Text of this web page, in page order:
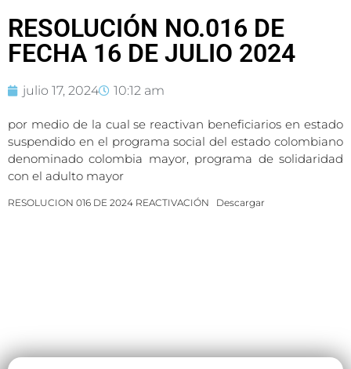
RESOLUCIÓN NO.016 DE
FECHA 16 DE JULIO 2024
julio 17, 2024 10:12 am
por medio de la cual se reactivan beneficiarios en estado
suspendido en el programa social del estado colombiano
denominado colombia mayor, programa de solidaridad
con el adulto mayor
RESOLUCION 016 DE 2024 REACTIVACIÓN Descargar